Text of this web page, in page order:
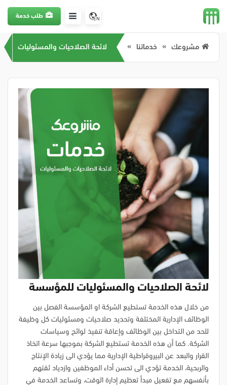
EN طلب خدمة
مشروعك خدماتنا لائحة الصلاحيات والمسئوليات
لائحة الصلاحيات والمسئوليات للمؤسسة
من خلال هذه الخدمة تستطيع الشركة او المؤسسة الفصل بين
الوظائف الإدارية المختلفة وتحديد صلاحيات ومسئوليات كل وظيفة
للحد من التداخل بين الوظائف وإعاقة تنفيذ لوائح وسياسات
الشركة. كما أن هذه الخدمة تستطيع الشركة بموجبها سرعة اتخاذ
القرار والبعد عن البيروقراطية الإدارية مما يؤدي الى زيادة الإنتاج
والربحية، الخدمة تؤدي الى تحسن أداء الموظفين وازدياد ثقتهم
بأنفسهم مع تفعيل مبدأ تعظيم إدارة الوقت، وتساعد الخدمة في